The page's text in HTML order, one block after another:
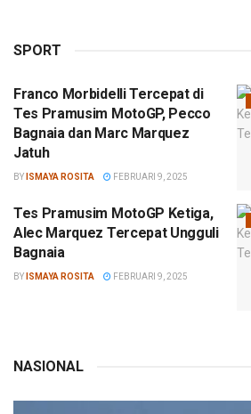
SPORT
Franco Morbidelli Tercepat di
Tes Pramusim MotoGP, Pecco
Bagnaia dan Marc Marquez
Jatuh
BY ISMAYA ROSITA FEBRUARI 9, 2025
Tes Pramusim MotoGP Ketiga,
Alec Marquez Tercepat Ungguli
Bagnaia
BY ISMAYA ROSITA FEBRUARI 9, 2025
NASIONAL